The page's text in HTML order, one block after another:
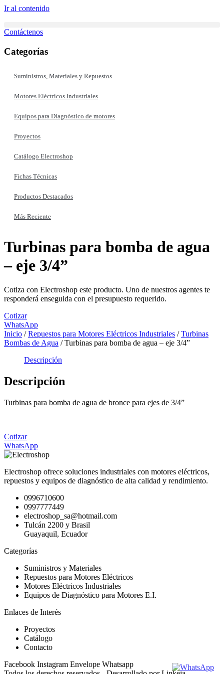
Ir al contenido
Contáctenos
Categorías
Suministros, Materiales y Repuestos
Motores Eléctricos Industriales
Equipos para Diagnóstico de motores
Proyectos
Catálogo Electroshop
Fichas Técnicas
Productos Destacados
Más Reciente
Turbinas para bomba de agua
– eje 3/4”
Cotiza con Electroshop este producto. Uno de nuestros agentes te
responderá enseguida con el presupuesto requerido.
Cotizar
WhatsApp
Inicio /Repuestos para Motores Eléctricos Industriales /Turbinas
Bombas de Agua / Turbinas para bomba de agua – eje 3/4”
Descripción
Descripción
Turbinas para bomba de agua de bronce para ejes de 3/4”
Cotizar
WhatsApp
Electroshop ofrece soluciones industriales con motores eléctricos,
repuestos y equipos de diagnóstico de alta calidad y rendimiento.
0996710600
0997777449
electroshop_sa@hotmail.com
Tulcán 2200 y Brasil
Guayaquil, Ecuador
Categorías
Suministros y Materiales
Repuestos para Motores Eléctricos
Motores Eléctricos Industriales
Equipos de Diagnóstico para Motores E.I.
Enlaces de Interés
Proyectos
Catálogo
Contacto
Facebook Instagram Envelope Whatsapp